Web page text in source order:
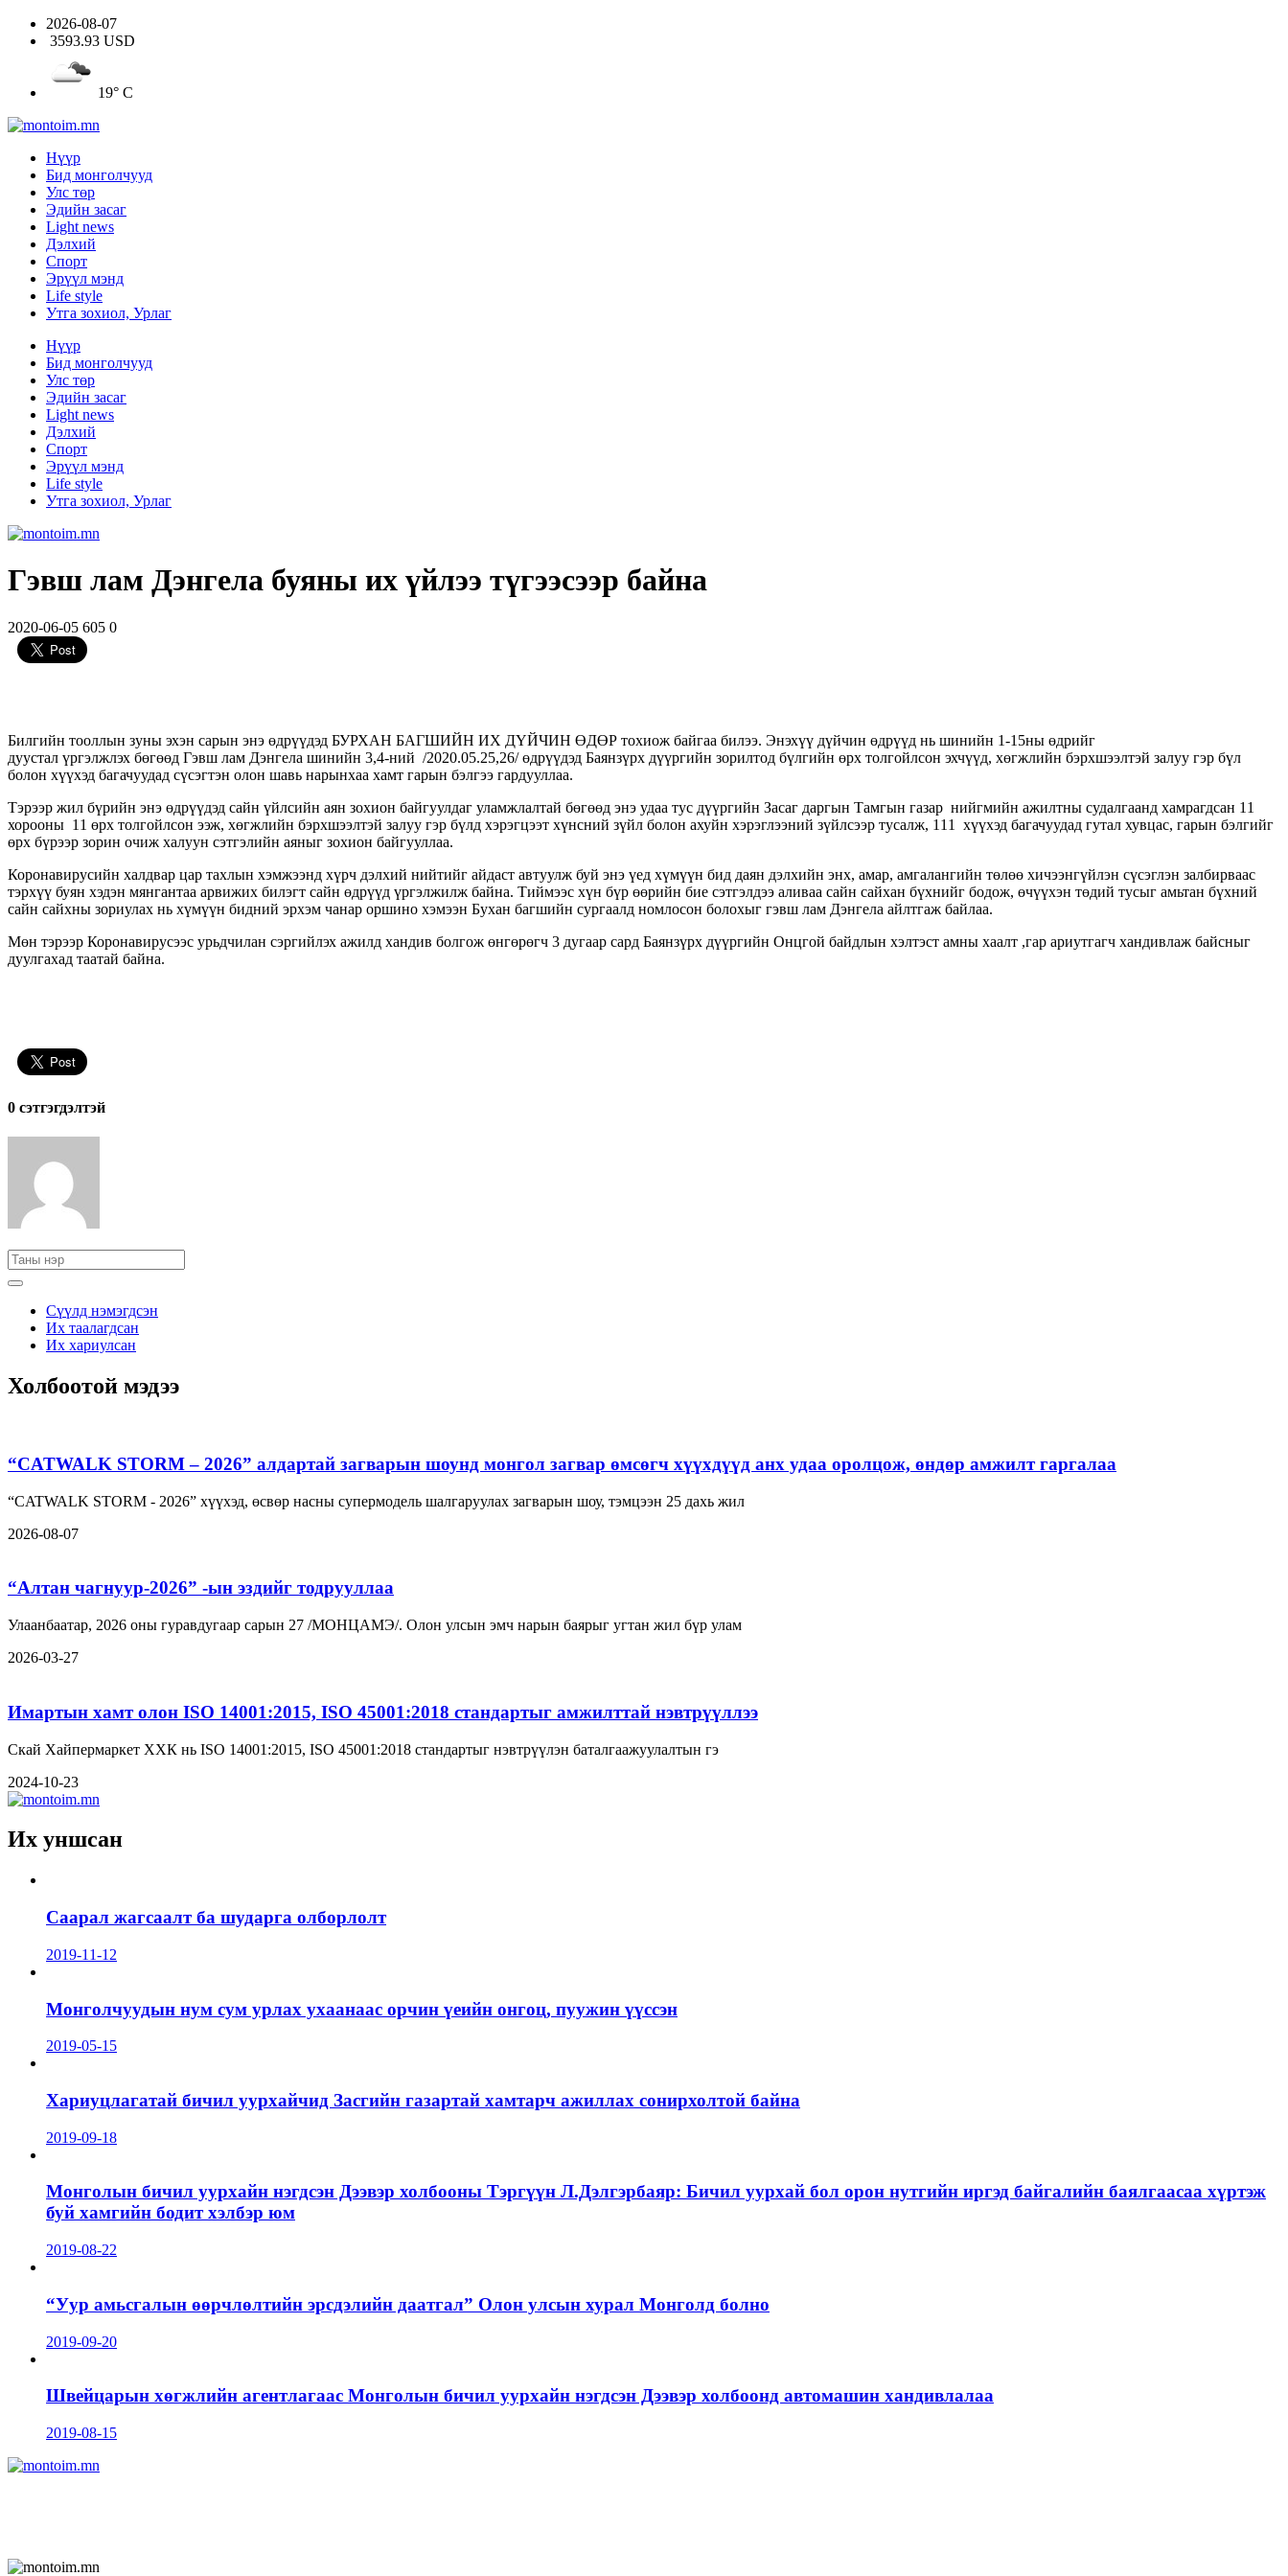
2026-08-07
3593.93 USD
19° C
Нүүр
Бид монголчууд
Улс төр
Эдийн засаг
Light news
Дэлхий
Спорт
Эрүүл мэнд
Life style
Утга зохиол, Урлаг
Нүүр
Бид монголчууд
Улс төр
Эдийн засаг
Light news
Дэлхий
Спорт
Эрүүл мэнд
Life style
Утга зохиол, Урлаг
Гэвш лам Дэнгела буяны их үйлээ түгээсээр байна
2020-06-05 605 0
Билгийн тооллын зуны эхэн сарын энэ өдрүүдэд БУРХАН БАГШИЙН ИХ ДҮЙЧИН ӨДӨР тохиож байгаа билээ. Энэхүү дүйчин өдрүүд нь шинийн 1-15ны өдрийг
дуустал үргэлжлэх бөгөөд Гэвш лам Дэнгела шинийн 3,4-ний /2020.05.25,26/ өдрүүдэд Баянзүрх дүүргийн зорилтод бүлгийн өрх толгойлсон эхчүүд, хөгжлийн бэрхшээлтэй залуу гэр бүл
болон хүүхэд багачуудад сүсэгтэн олон шавь нарынхаа хамт гарын бэлгээ гардууллаа.
Тэрээр жил бүрийн энэ өдрүүдэд сайн үйлсийн аян зохион байгуулдаг уламжлалтай бөгөөд энэ удаа тус дүүргийн Засаг даргын Тамгын газар нийгмийн ажилтны судалгаанд хамрагдсан 11
хорооны 11 өрх толгойлсон ээж, хөгжлийн бэрхшээлтэй залуу гэр бүлд хэрэгцээт хүнсний зүйл болон ахуйн хэрэглээний зүйлсээр тусалж, 111 хүүхэд багачуудад гутал хувцас, гарын бэлгийг
өрх бүрээр зорин очиж халуун сэтгэлийн аяныг зохион байгууллаа.
Коронавирусийн халдвар цар тахлын хэмжээнд хүрч дэлхий нийтийг айдаст автуулж буй энэ үед хүмүүн бид даян дэлхийн энх, амар, амгалангийн төлөө хичээнгүйлэн сүсэглэн залбирваас
тэрхүү буян хэдэн мянгантаа арвижих билэгт сайн өдрүүд үргэлжилж байна. Тиймээс хүн бүр өөрийн бие сэтгэлдээ аливаа сайн сайхан бүхнийг бодож, өчүүхэн төдий тусыг амьтан бүхний
сайн сайхны зориулах нь хүмүүн бидний эрхэм чанар оршино хэмээн Бухан багшийн сургаалд номлосон болохыг гэвш лам Дэнгела айлтгаж байлаа.
Мөн тэрээр Коронавирусээс урьдчилан сэргийлэх ажилд хандив болгож өнгөрөгч 3 дугаар сард Баянзүрх дүүргийн Онцгой байдлын хэлтэст амны хаалт ,гар ариутгагч хандивлаж байсныг
дуулгахад таатай байна.
0 cэтгэгдэлтэй
Сүүлд нэмэгдсэн
Их таалагдсан
Их хариулсан
Холбоотой мэдээ
“CATWALK STORM – 2026” алдартай загварын шоунд монгол загвар өмсөгч хүүхдүүд анх удаа оролцож, өндөр амжилт гаргалаа
“CATWALK STORM - 2026” хүүхэд, өсвөр насны супермодель шалгаруулах загварын шоу, тэмцээн 25 дахь жил
2026-08-07
“Алтан чагнуур-2026” -ын эздийг тодрууллаа
Улаанбаатар, 2026 оны гуравдугаар сарын 27 /МОНЦАМЭ/. Олон улсын эмч нарын баярыг угтан жил бүр улам
2026-03-27
Имартын хамт олон ISO 14001:2015, ISO 45001:2018 стандартыг амжилттай нэвтрүүллээ
Скай Хайпермаркет ХХК нь ISO 14001:2015, ISO 45001:2018 стандартыг нэвтрүүлэн баталгаажуулалтын гэ
2024-10-23
Их уншсан
Саарал жагсаалт ба шударга олборлолт
2019-11-12
Монголчуудын нум сум урлах ухаанаас орчин үеийн онгоц, пуужин үүссэн
2019-05-15
Хариуцлагатай бичил уурхайчид Засгийн газартай хамтарч ажиллах сонирхолтой байна
2019-09-18
Монголын бичил уурхайн нэгдсэн Дээвэр холбооны Тэргүүн Л.Дэлгэрбаяр: Бичил уурхай бол орон нутгийн иргэд байгалийн баялгаасаа хүртэж
буй хамгийн бодит хэлбэр юм
2019-08-22
“Уур амьсгалын өөрчлөлтийн эрсдэлийн даатгал” Олон улсын хурал Монголд болно
2019-09-20
Швейцарын хөгжлийн агентлагаас Монголын бичил уурхайн нэгдсэн Дээвэр холбоонд автомашин хандивлалаа
2019-08-15